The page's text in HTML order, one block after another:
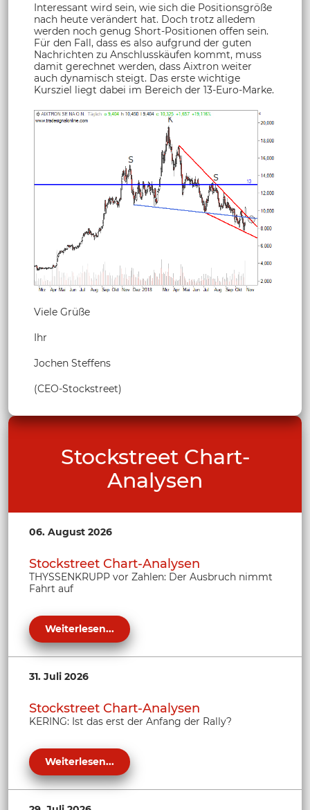
Interessant wird sein, wie sich die Positionsgröße
nach heute verändert hat. Doch trotz alledem
werden noch genug Short-Positionen offen sein.
Für den Fall, dass es also aufgrund der guten
Nachrichten zu Anschlusskäufen kommt, muss
damit gerechnet werden, dass Aixtron weiter
auch dynamisch steigt. Das erste wichtige
Kursziel liegt dabei im Bereich der 13-Euro-Marke.
Viele Grüße
Ihr
Jochen Steffens
(CEO-Stockstreet)
Stockstreet Chart-
Analysen
06. August 2026
Stockstreet Chart-Analysen
THYSSENKRUPP vor Zahlen: Der Ausbruch nimmt
Fahrt auf
Weiterlesen...
31. Juli 2026
Stockstreet Chart-Analysen
KERING: Ist das erst der Anfang der Rally?
Weiterlesen...